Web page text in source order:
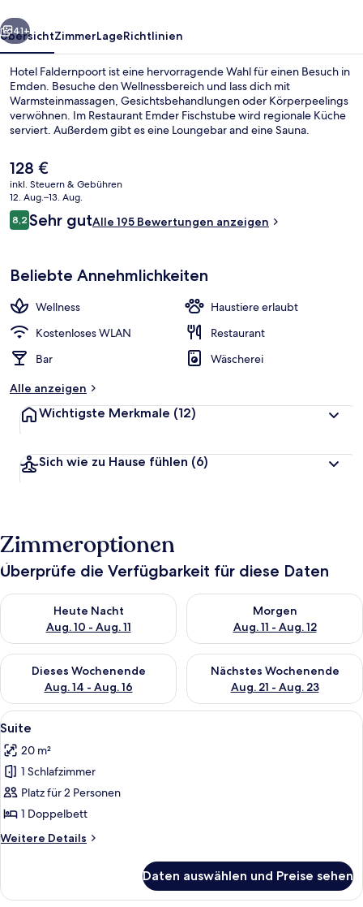
Weiter
41+
ÜbersichtZimmerLageRichtlinien
Hotel Faldernpoort ist eine hervorragende Wahl für einen Besuch in
Emden. Besuche den Wellnessbereich und lass dich mit
Warmsteinmassagen, Gesichtsbehandlungen oder Körperpeelings
verwöhnen. Im Restaurant Emder Fischstube wird regionale Küche
serviert. Außerdem gibt es eine Loungebar and eine Sauna.
Der
aktuelle
Preis
beträgt
128 €.
128 €
inkl. Steuern & Gebühren
12. Aug.–13. Aug.
Bewertungen
8,28,2 von 10.
Sehr gutAlle 195 Bewertungen anzeigen
Beliebte Annehmlichkeiten
Wellness
Haustiere erlaubt
Kostenloses WLAN
Restaurant
Bar
Wäscherei
Alle anzeigen
Wichtigste Merkmale (12)
Sich wie zu Hause fühlen (6)
Zimmeroptionen
Überprüfe die Verfügbarkeit für diese Daten
Heute Nacht
Aug. 10 - Aug. 11
Überprüfe die Verfügbarkeit für heute Nacht, Aug. 10 - Aug.
Morgen
Aug. 11 - Aug. 12
Überprüfe die Verfügbarkeit
Dieses Wochenende
Aug. 14 - Aug. 16
Überprüfe die Verfügbarkeit für dieses Wochenende, Aug. 14
Nächstes Wochenende
Aug. 21 - Aug. 23
Überprüfe die Verfügbarkeit
Alle
Fotos
für
Suite
anzeigen
Ein Hotelzimmer mit einem großen
4
Suite
20 m²
1 Schlafzimmer
Platz für 2 Personen
1 Doppelbett
Weitere Details
Weitere
Daten auswählen und Preise sehen